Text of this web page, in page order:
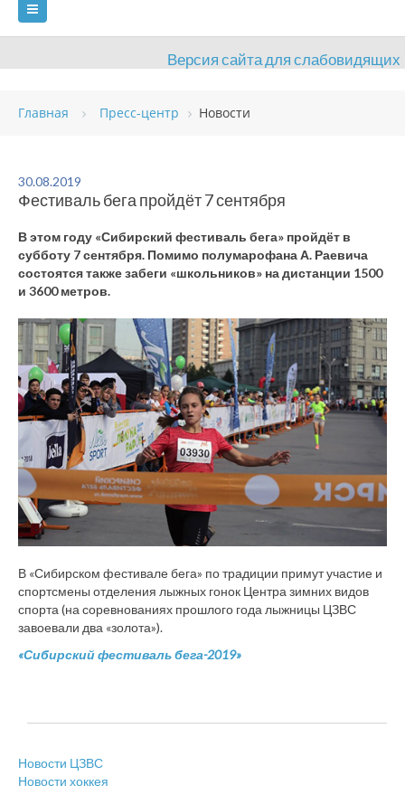
Версия сайта для слабовидящих
ГЛАВНАЯ
ВИДЫ СПОРТА
ОЦЕНКА КАЧЕСТВА ОБРАЗОВАНИЯ ВАКАНСИИ
ПЛАТНЫЕ УСЛУГИ
Главная Пресс-центр Новости
30.08.2019
Фестиваль бега пройдёт 7 сентября
В этом году «Сибирский фестиваль бега» пройдёт в
субботу 7 сентября. Помимо полумарофана А. Раевича
состоятся также забеги «школьников» на дистанции 1500
и 3600 метров.
В «Сибирском фестивале бега» по традиции примут участие и
спортсмены отделения лыжных гонок Центра зимних видов
спорта (на соревнованиях прошлого года лыжницы ЦЗВС
завоевали два «золота»).
«Сибирский фестиваль бега-2019»
Новости ЦЗВС
Новости хоккея